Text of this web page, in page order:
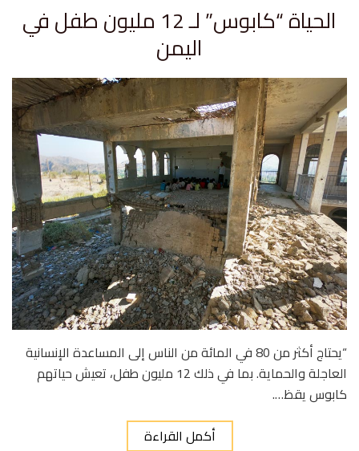
الحياة “كابوس” لـ 12 مليون طفل في
اليمن
“يحتاج أكثر من 80 في المائة من الناس إلى المساعدة الإنسانية
العاجلة والحماية. بما في ذلك 12 مليون طفل، تعيش حياتهم
كابوس يقظ….
أكمل القراءة